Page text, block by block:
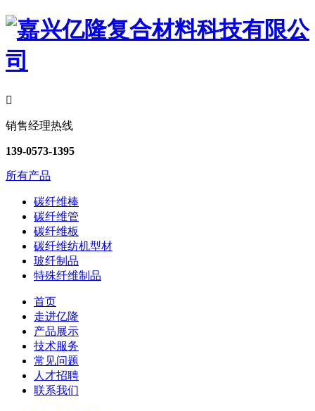

销售经理热线
139-0573-1395
所有产品
碳纤维棒
碳纤维管
碳纤维板
碳纤维纺机型材
玻纤制品
特殊纤维制品
首页
走进亿隆
产品展示
技术服务
常见问题
人才招聘
联系我们